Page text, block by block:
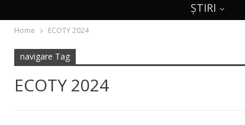
ȘTIRI
Home ECOTY 2024
navigare Tag
ECOTY 2024